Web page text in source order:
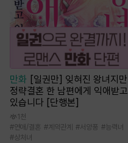
만화
[일권만] 잊혀진 왕녀지만
정략결혼 한 남편에게 익애받고
있습니다 [단행본]
1천
#연애/결혼 # 계약관계 #서양풍 #능력녀
#상처녀